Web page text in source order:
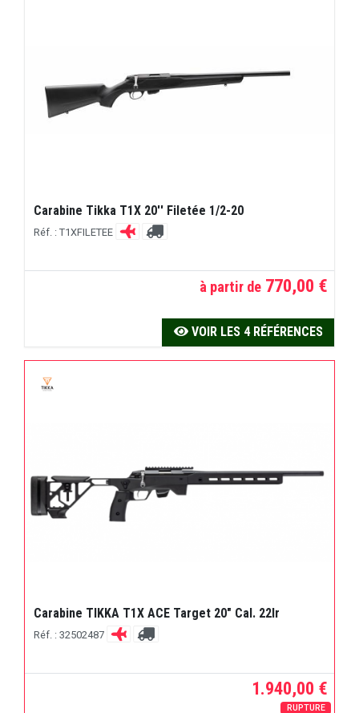
Carabine Tikka T1X 20'' Filetée 1/2-20
Réf. : T1XFILETEE
à partir de 770,00 €
VOIR LES 4 RÉFÉRENCES
Carabine TIKKA T1X ACE Target 20" Cal. 22lr
Réf. : 32502487
1.940,00 €
RUPTURE